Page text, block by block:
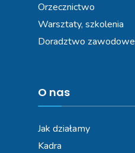
Orzecznictwo
Warsztaty, szkolenia
Doradztwo zawodowe
O nas
Jak działamy
Kadra